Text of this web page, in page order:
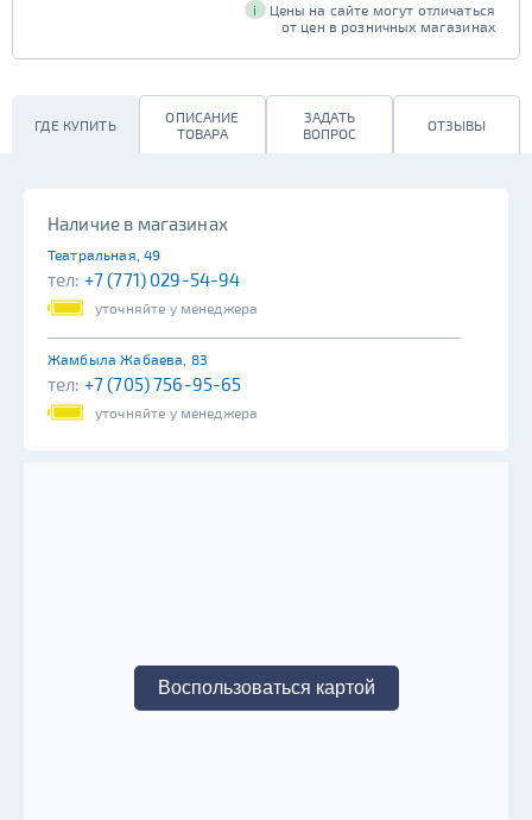
i
Цены на сайте могут отличаться
от цен в розничных магазинах
ГДЕ КУПИТЬ
ОПИСАНИЕ
ТОВАРА
ЗАДАТЬ
ВОПРОС
ОТЗЫВЫ
Наличие в магазинах
Театральная, 49
тел: +7 (771) 029-54-94
уточняйте у менеджера
Жамбыла Жабаева, 83
тел: +7 (705) 756-95-65
уточняйте у менеджера
Воспользоваться картой